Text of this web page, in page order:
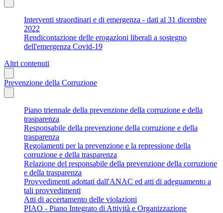
Interventi straordinari e di emergenza - dati al 31 dicembre
2022
Rendicontazione delle erogazioni liberali a sostegno
dell'emergenza Covid-19
Altri contenuti
Prevenzione della Corruzione
Piano triennale della prevenzione della corruzione e della
trasparenza
Responsabile della prevenzione della corruzione e della
trasparenza
Regolamenti per la prevenzione e la repressione della
corruzione e della trasparenza
Relazione del responsabile della prevenzione della corruzione
e della trasparenza
Provvedimenti adottati dall'ANAC ed atti di adeguamento a
tali provvedimenti
Atti di accertamento delle violazioni
PIAO - Piano Integrato di Attività e Organizzazione